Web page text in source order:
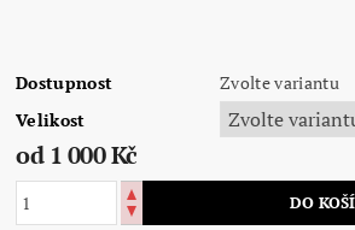
Dostupnost
Zvolte variantu
Velikost
od 1 000 Kč